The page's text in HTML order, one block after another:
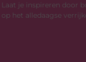
Laat je inspireren door
op het alledaagse